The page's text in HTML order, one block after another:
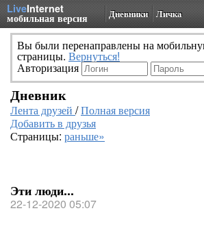
LiveInternet
мобильная версия Дневники Личка
Вы были перенаправлены на
страницы. Вернуться!
Авторизация
Дневник
Лента друзей /Полная версия
Добавить в друзья
Страницы: раньше»
Эти люди...
22-12-2020 05:07